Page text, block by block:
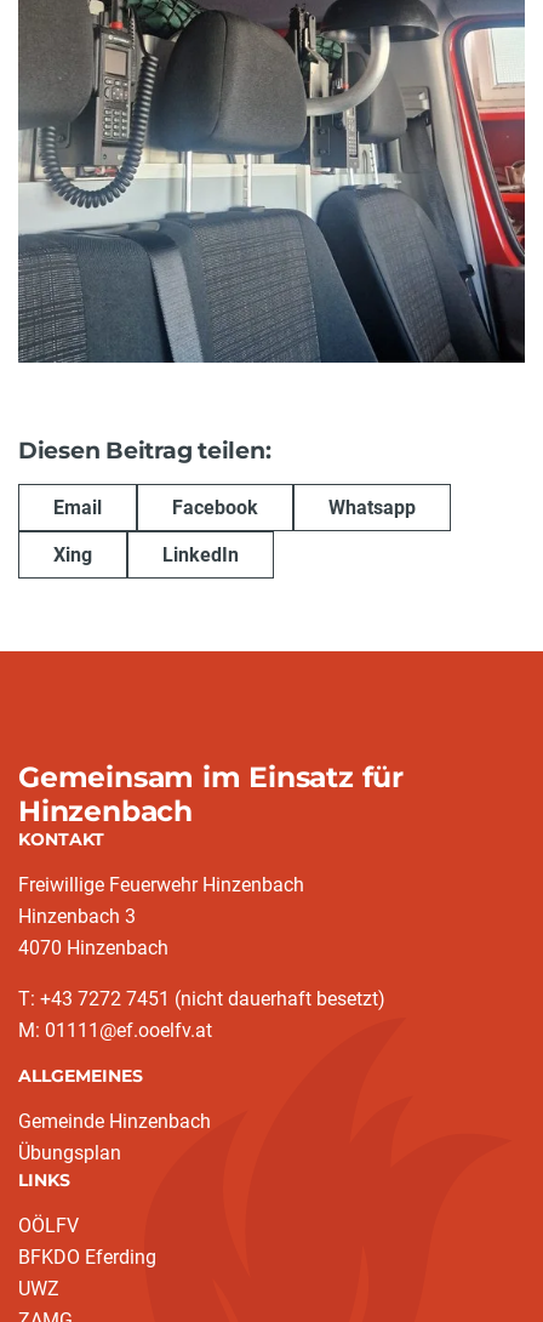
Diesen Beitrag teilen:
Email Facebook Whatsapp
Xing LinkedIn
Gemeinsam im Einsatz für
Hinzenbach
KONTAKT
Freiwillige Feuerwehr Hinzenbach
Hinzenbach 3
4070 Hinzenbach
T: +43 7272 7451 (nicht dauerhaft besetzt)
M: 01111@ef.ooelfv.at
ALLGEMEINES
Gemeinde Hinzenbach
Übungsplan
LINKS
OÖLFV
BFKDO Eferding
UWZ